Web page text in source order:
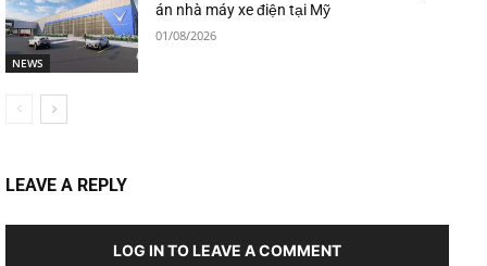
NEWS
án nhà máy xe điện tại Mỹ
01/08/2026
LEAVE A REPLY
LOG IN TO LEAVE A COMMENT